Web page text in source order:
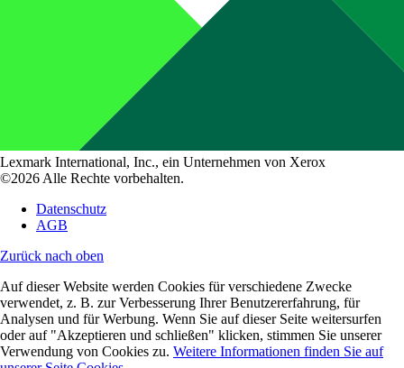
Lexmark International, Inc., ein Unternehmen von Xerox
©2026 Alle Rechte vorbehalten.
Datenschutz
AGB
Zurück nach oben
Auf dieser Website werden Cookies für verschiedene Zwecke
verwendet, z. B. zur Verbesserung Ihrer Benutzererfahrung, für
Analysen und für Werbung. Wenn Sie auf dieser Seite weitersurfen
oder auf "Akzeptieren und schließen" klicken, stimmen Sie unserer
Verwendung von Cookies zu. Weitere Informationen finden Sie auf